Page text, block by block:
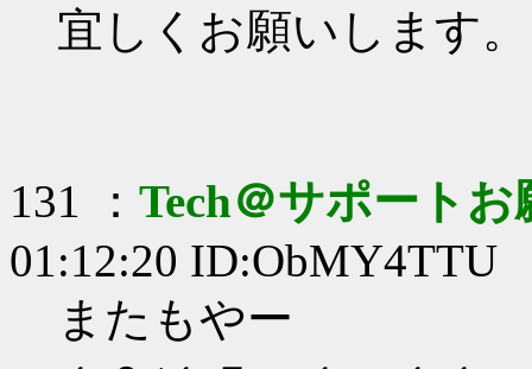
宜しくお願いします。
131 ： Tech＠サポート
01:12:20 ID:ObMY4TTU
またもやー